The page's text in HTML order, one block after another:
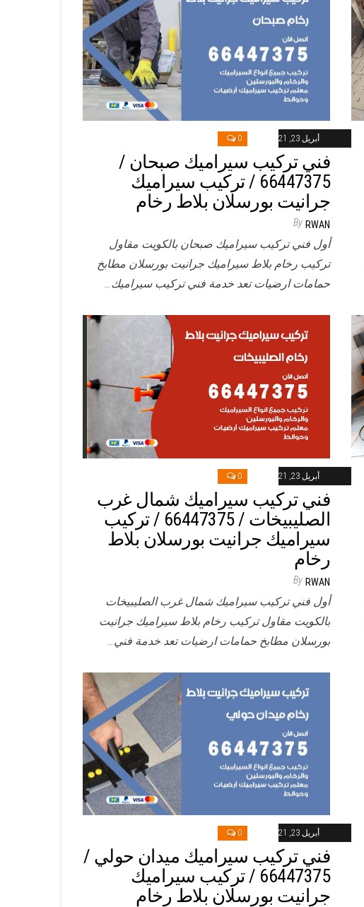
أبريل 23, 2021 0
فني تركيب سيراميك صبحان /
66447375 / تركيب سيراميك
جرانيت بورسلان بلاط رخام
By RWAN
أول فني تركيب سيراميك صبحان بالكويت مقاول
تركيب رخام بلاط سيراميك جرانيت بورسلان مطابخ
حمامات ارضيات تعد خدمة فني تركيب سيراميك…
أبريل 23, 2021 0
فني تركيب سيراميك شمال غرب
الصليبيخات / 66447375 / تركيب
سيراميك جرانيت بورسلان بلاط
رخام
By RWAN
أول فني تركيب سيراميك شمال غرب الصليبيخات
بالكويت مقاول تركيب رخام بلاط سيراميك جرانيت
بورسلان مطابخ حمامات ارضيات تعد خدمة فني…
أبريل 23, 2021 0
فني تركيب سيراميك ميدان حولي /
66447375 / تركيب سيراميك
جرانيت بورسلان بلاط رخام